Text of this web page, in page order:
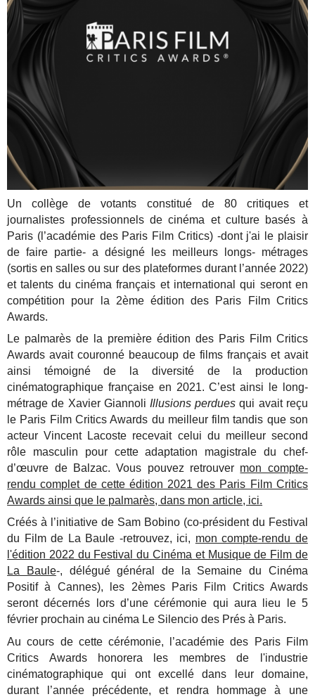
Un collège de votants constitué de 80 critiques et
journalistes professionnels de cinéma et culture basés à
Paris (l’académie des Paris Film Critics) -dont j'ai le plaisir
de faire partie- a désigné les meilleurs longs- métrages
(sortis en salles ou sur des plateformes durant l’année 2022)
et talents du cinémafrançais et international qui seront en
compétition pour la 2ème édition des Paris Film Critics
Awards.
Le palmarès de la première édition des Paris Film Critics
Awards avait couronné beaucoup de films français et avait
ainsi témoigné de la diversité de la production
cinématographique française en 2021. C’est ainsi le long-
métrage de Xavier Giannoli Illusions perdues qui avait reçu
le Paris Film Critics Awards du meilleur film tandis que son
acteur Vincent Lacoste recevait celui du meilleur second
rôle masculin pour cette adaptation magistrale du chef-
d’œuvre de Balzac. Vous pouvez retrouver mon compte-
rendu complet de cette édition 2021 des Paris Film Critics
Awards ainsi que le palmarès, dans mon article, ici.
Créés à l’initiative de Sam Bobino (co-président du Festival
du Film de La Baule -retrouvez, ici, mon compte-rendu de
l'édition 2022 du Festival du Cinéma et Musique de Film de
La Baule-, déléguégénéral de la Semaine du Cinéma
Positif à Cannes), les 2èmes Paris Film Critics Awards
seront décernés lors d’une cérémonie qui aura lieu le 5
février prochain au cinéma Le Silencio des Prés à Paris.
Au cours de cette cérémonie, l’académie des Paris Film
Critics Awards honorera les membres de l'industrie
cinématographique qui ont excellé dans leur domaine,
durant l’année précédente, et rendra hommage à une